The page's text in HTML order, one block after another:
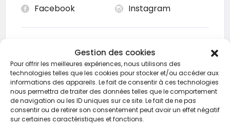
Gestion des cookies
Pour offrir les meilleures expériences, nous utilisons des
technologies telles que les cookies pour stocker et/ou accéder aux
informations des appareils. Le fait de consentir à ces technologies
nous permettra de traiter des données telles que le comportement
de navigation ou les ID uniques sur ce site. Le fait de ne pas
consentir ou de retirer son consentement peut avoir un effet négatif
sur certaines caractéristiques et fonctions.
Facebook Instagram
Contacter